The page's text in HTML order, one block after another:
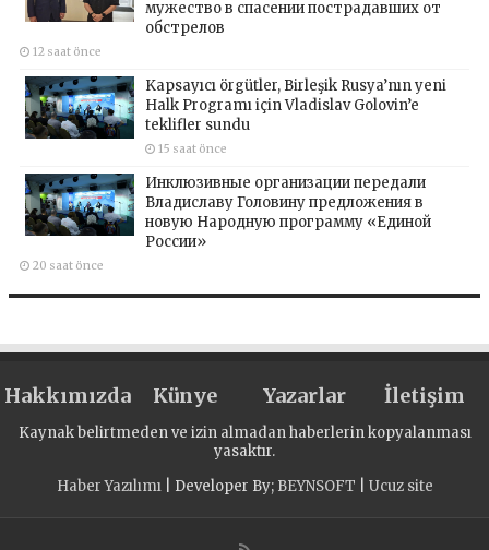
мужество в спасении пострадавших от
обстрелов
12 saat önce
Kapsayıcı örgütler, Birleşik Rusya’nın yeni
Halk Programı için Vladislav Golovin’e
teklifler sundu
15 saat önce
Инклюзивные организации передали
Владиславу Головину предложения в
новую Народную программу «Единой
России»
20 saat önce
Hakkımızda Künye Yazarlar İletişim
Kaynak belirtmeden ve izin almadan haberlerin kopyalanması
yasaktır.
Haber Yazılımı| Developer By; BEYNSOFT Ucuz site